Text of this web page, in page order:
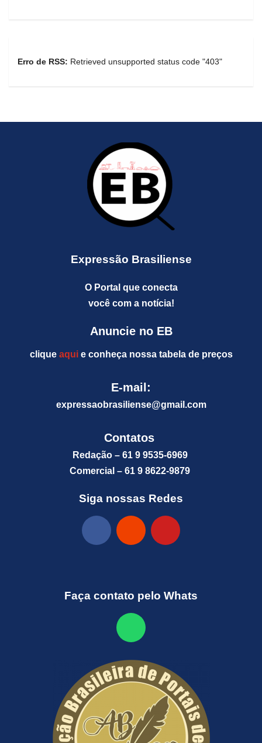
Erro de RSS: Retrieved unsupported status code "403"
Expressão Brasiliense
O Portal que conecta
você com a notícia!
Anuncie no EB
clique aquie conheça nossa tabela de preços
E-mail:
expressaobrasiliense@gmail.com
Contatos
Redação – 61 9 9535-6969
Comercial – 61 9 8622-9879
Siga nossas Redes
Faça contato pelo Whats